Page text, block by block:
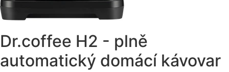
Dr.coffee H2 - plně
automatický domácí kávovar